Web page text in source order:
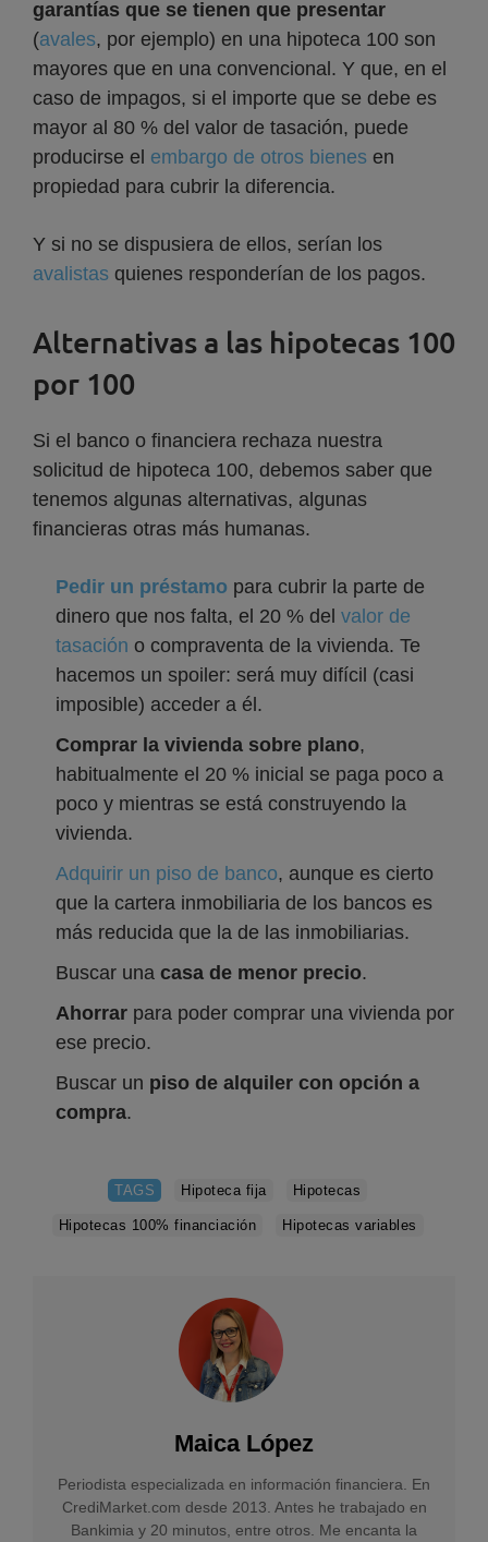
garantías que se tienen que presentar
(avales, por ejemplo) en una hipoteca 100 son
mayores que en una convencional. Y que, en el
caso de impagos, si el importe que se debe es
mayor al 80 % del valor de tasación, puede
producirse el embargo de otros bienes en
propiedad para cubrir la diferencia.
Y si no se dispusiera de ellos, serían los
avalistas quienes responderían de los pagos.
Alternativas a las hipotecas 100
por 100
Si el banco o financiera rechaza nuestra
solicitud de hipoteca 100, debemos saber que
tenemos algunas alternativas, algunas
financieras otras más humanas.
Pedir un préstamo para cubrir la parte de
dinero que nos falta, el 20 % del valor de
tasación o compraventa de la vivienda. Te
hacemos un spoiler: será muy difícil (casi
imposible) acceder a él.
Comprar la vivienda sobre plano,
habitualmente el 20 % inicial se paga poco a
poco y mientras se está construyendo la
vivienda.
Adquirir un piso de banco, aunque es cierto
que la cartera inmobiliaria de los bancos es
más reducida que la de las inmobiliarias.
Buscar una casa de menor precio.
Ahorrar para poder comprar una vivienda por
ese precio.
Buscar un piso de alquiler con opción a
compra.
TAGS Hipoteca fija Hipotecas
Hipotecas 100% financiación Hipotecas variables
Maica López
Periodista especializada en información financiera. En
CrediMarket.com desde 2013. Antes he trabajado en
Bankimia y 20 minutos, entre otros. Me encanta la